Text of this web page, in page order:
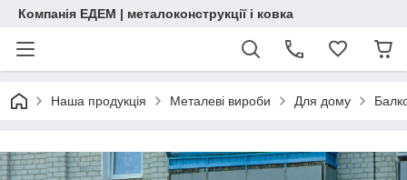
Компанія ЕДЕМ | металоконструкції і ковка
Наша продукція Металеві вироби Для дому